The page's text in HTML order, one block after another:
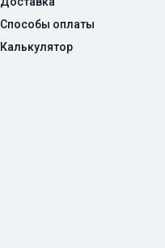
Способы оплаты
Калькулятор